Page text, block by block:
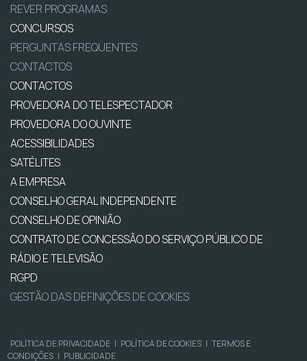
REVER PROGRAMAS
CONCURSOS
PERGUNTAS FREQUENTES
CONTACTOS
CONTACTOS
PROVEDORA DO TELESPECTADOR
PROVEDORA DO OUVINTE
ACESSIBILIDADES
SATÉLITES
A EMPRESA
CONSELHO GERAL INDEPENDENTE
CONSELHO DE OPINIÃO
CONTRATO DE CONCESSÃO DO SERVIÇO PÚBLICO DE
RÁDIO E TELEVISÃO
RGPD
GESTÃO DAS DEFINIÇÕES DE COOKIES
POLÍTICA DE PRIVACIDADE | POLÍTICA DE COOKIES | TERMOS E
CONDIÇÕES | PUBLICIDADE